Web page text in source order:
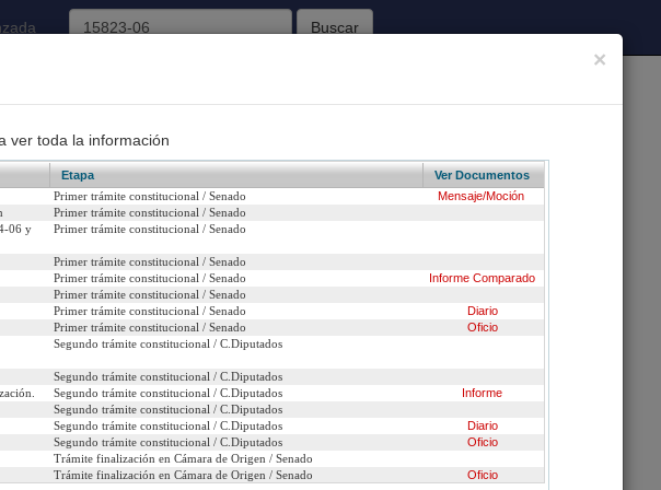
Buscar
93 Sesiones Celebradas 62
para el solo efecto de identificar a los electores en las elecciones o
Urgencia Actual: Sin urgencia
Refundido: (Refundido con: 15823-06 / 15824-06 *matriz* )
×
ver toda la información
Etapa
Ver Documentos
Primer trámite constitucional / Senado
Mensaje/Moción
Primer trámite constitucional / Senado
06 y
Primer trámite constitucional / Senado
Primer trámite constitucional / Senado
Primer trámite constitucional / Senado Informe Comparado
Primer trámite constitucional / Senado
Primer trámite constitucional / Senado
Diario
Primer trámite constitucional / Senado
Oficio
Segundo trámite constitucional / C.Diputados
Segundo trámite constitucional / C.Diputados
Segundo trámite constitucional / C.Diputados
Informe
Segundo trámite constitucional / C.Diputados
Segundo trámite constitucional / C.Diputados
Diario
Segundo trámite constitucional / C.Diputados
Oficio
Trámite finalización en Cámara de Origen / Senado
Trámite finalización en Cámara de Origen / Senado Oficio